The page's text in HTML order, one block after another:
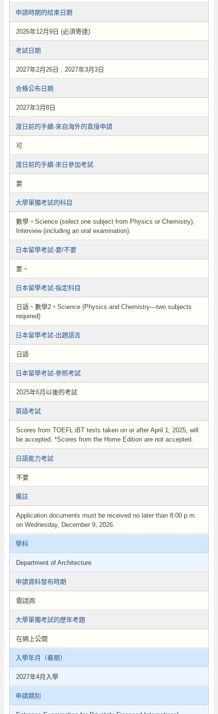
申請時期的結束日期
2026年12月9日 (必須寄達)
考試日期
2027年2月26日 , 2027年3月3日
合格公布日期
2027年3月8日
渡日前的手續-來自海外的直接申請
可
渡日前的手續-來日參加考試
要
大學單獨考試的科目
數學。Science (select one subject from Physics or Chemistry),
Interview (including an oral examination).
日本留學考試-要/不要
要。
日本留學考試-指定科目
日語、數學2。Science (Physics and Chemistry—two subjects
required)
日本留學考試-出題語言
日語
日本留學考試-參照考試
2025年6月以後的考試
英語考試
Scores from TOEFL iBT tests taken on or after April 1, 2025, will
be accepted. *Scores from the Home Edition are not accepted.
日語能力考試
不要
備註
Application documents must be received no later than 8:00 p.m.
on Wednesday, December 9, 2026.
學科
Department of Architecture
申請資料發布時期
需諮詢
大學單獨考試的歷年考題
在網上公開
入學年月（春期）
2027年4月入學
申請類別